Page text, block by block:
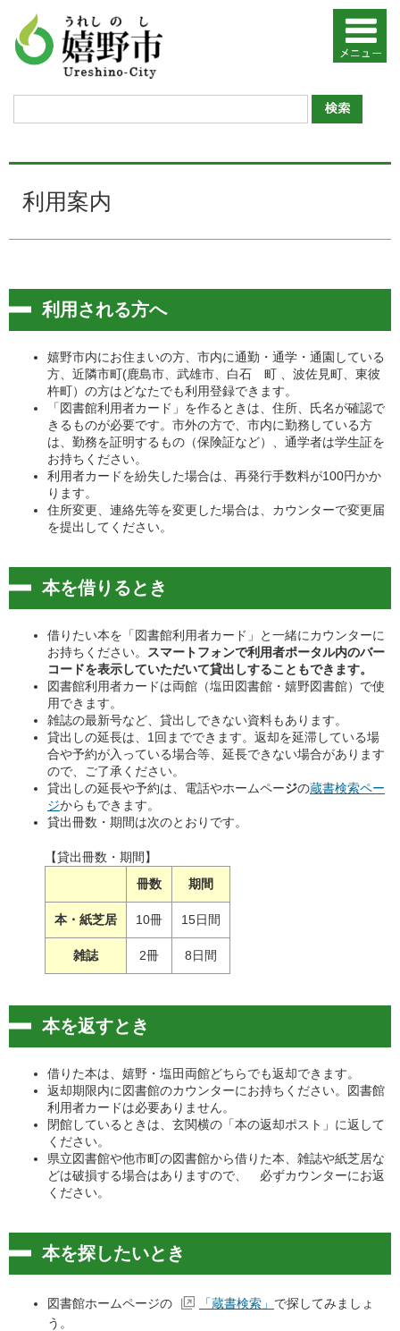
利用案内
利用される方へ
嬉野市内にお住まいの方、市内に通勤・通学・通園している
方、近隣市町(鹿島市、武雄市、白石 町 、波佐見町、東彼
杵町）の方はどなたでも利用登録できます。
「図書館利用者カード」を作るときは、住所、氏名が確認で
きるものが必要です。市外の方で、市内に勤務している方
は、勤務を証明するもの（保険証など）、通学者は学生証を
お持ちください。
利用者カードを紛失した場合は、再発行手数料が100円かか
ります。
住所変更、連絡先等を変更した場合は、カウンターで変更届
を提出してください。
本を借りるとき
借りたい本を「図書館利用者カード」と一緒にカウンターに
お持ちください。
スマートフォンで利用者ポータル内のバー
コードを表示していただいて貸出しすることもできます。
図書館利用者カードは両館（塩田図書館・嬉野図書館）で使
用できます。
雑誌の最新号など、貸出しできない資料もあります。
貸出しの延長は、1回までできます。返却を延滞している場
合や予約が入っている場合等、延長できない場合があります
ので、ご了承ください。
貸出しの延長や予約は、電話やホームページの蔵書検索ペー
ジからもできます。
貸出冊数・期間は次のとおりです。
冊数 期間
本・紙芝居 10冊 15日間
雑誌 2冊 8日間
【貸出冊数・期間】
本を返すとき
借りた本は、嬉野・塩田両館どちらでも返却できます。
返却期限内に図書館のカウンターにお持ちください。図書館
利用者カードは必要ありません。
閉館しているときは、玄関横の「本の返却ポスト」に返して
ください。
県立図書館や他市町の図書館から借りた本、雑誌や紙芝居な
どは破損する場合はありますので、 必ずカウンターにお返
ください。
本を探したいとき
図書館ホームページの 「蔵書検索」 で探してみましょ
う。